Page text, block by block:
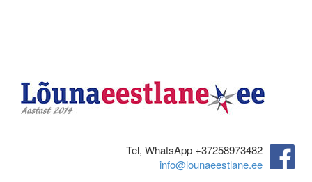
Tel, WhatsApp +37258973482‬
info@lounaeestlane.ee